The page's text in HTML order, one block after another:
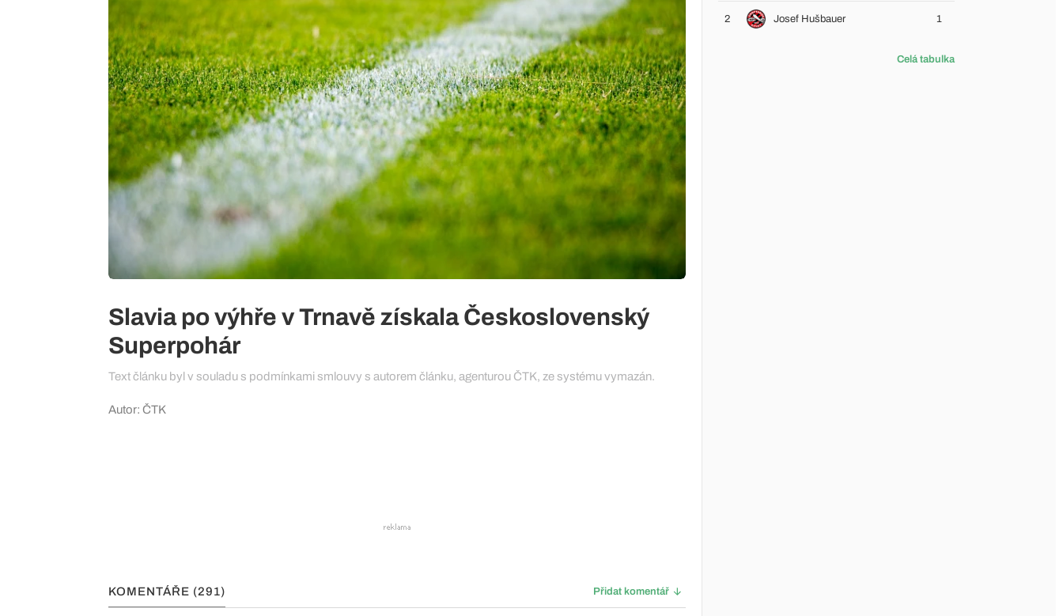
Slavia po výhře v Trnavě získala Československý
Superpohár
Text článku byl v souladu s podmínkami smlouvy s autorem článku, agenturou ČTK, ze systému vymazán.
Autor: ČTK
KOMENTÁŘE (291) Přidat komentář
2 Josef Hušbauer 1
Celá tabulka